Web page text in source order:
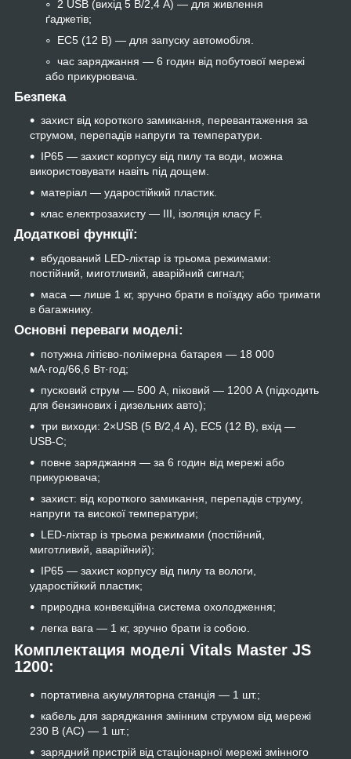
2 USB (вихід 5 В/2,4 А) — для живлення
ґаджетів;
EC5 (12 В) — для запуску автомобіля.
час заряджання — 6 годин від побутової мережі
або прикурювача.
Безпека
захист від короткого замикання, перевантаження за
струмом, перепадів напруги та температури.
IP65 — захист корпусу від пилу та води, можна
використовувати навіть під дощем.
матеріал — ударостійкий пластик.
клас електрозахисту — III, ізоляція класу F.
Додаткові функції:
вбудований LED-ліхтар із трьома режимами:
постійний, миготливий, аварійний сигнал;
маса — лише 1 кг, зручно брати в поїздку або тримати
в багажнику.
Основні переваги моделі:
потужна літієво-полімерна батарея — 18 000
мА·год/66,6 Вт·год;
пусковий струм — 500 А, піковий — 1200 А (підходить
для бензинових і дизельних авто);
три виходи: 2×USB (5 В/2,4 А), EC5 (12 В), вхід —
USB-C;
повне заряджання — за 6 годин від мережі або
прикурювача;
захист: від короткого замикання, перепадів струму,
напруги та високої температури;
LED-ліхтар із трьома режимами (постійний,
миготливий, аварійний);
IP65 — захист корпусу від пилу та вологи,
ударостійкий пластик;
природна конвекційна система охолодження;
легка вага — 1 кг, зручно брати із собою.
Комплектация моделі Vitals Master JS
1200:
портативна акумуляторна станція — 1 шт.;
кабель для заряджання змінним струмом від мережі
230 В (AC) — 1 шт.;
зарядний пристрій від стаціонарної мережі змінного